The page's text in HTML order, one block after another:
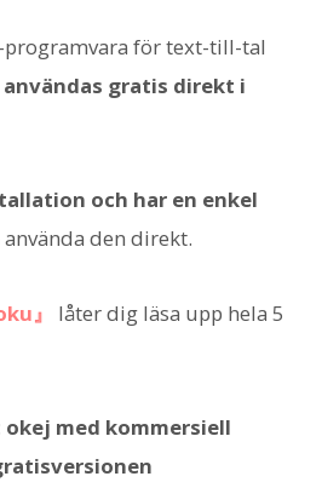
programvara för text-till-tal
användas gratis direkt i
och har en enkel
använda den direkt.
』
låter dig läsa upp hela 5
med kommersiell